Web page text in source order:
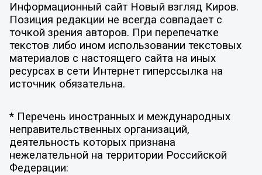
Информационный сайт Новый взгляд Киров.
Позиция редакции не всегда совпадает с
точкой зрения авторов. При перепечатке
текстов либо ином использовании текстовых
материалов с настоящего сайта на иных
ресурсах в сети Интернет гиперссылка на
источник обязательна.
* Перечень иностранных и международных
неправительственных организаций,
деятельность которых признана
нежелательной на территории Российской
Федерации: